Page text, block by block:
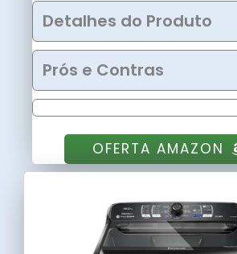
Detalhes do Produto
Prós e Contras
OFERTA AMAZON